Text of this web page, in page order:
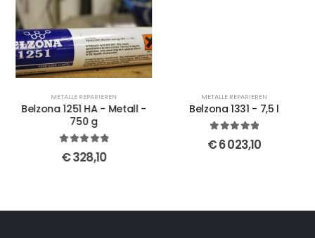
METALLE REPARIEREN
Belzona 1251 HA - Metall -
750 g
out of 5
€328,10
METALLE REPARIEREN
Belzona 1331 - 7,5 l
out of 5
€6 023,10